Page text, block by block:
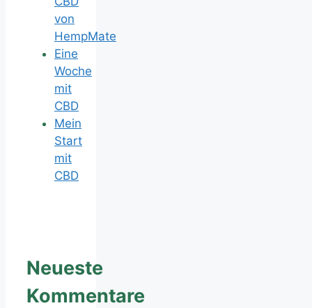
von
HempMate
Eine
Woche
mit
CBD
Mein
Start
mit
CBD
Neueste
Kommentare